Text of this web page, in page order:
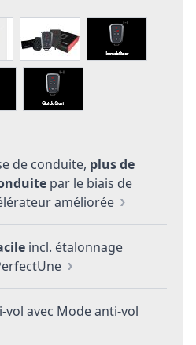
de conduite, plus de
par le biais de
améliorée
incl. étalonnage
avec Mode anti-vol